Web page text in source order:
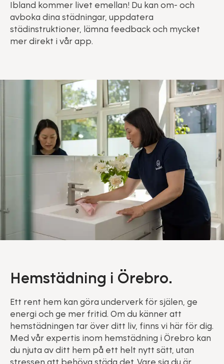
Ibland kommer livet emellan! Du kan om- och
avboka dina städningar, uppdatera
städinstruktioner, lämna feedback och mycket
mer direkt i vår app.
Hemstädning i Örebro.
Ett rent hem kan göra underverk för själen, ge
energi och ge mer fritid. Om du känner att
hemstädningen tar över ditt liv, finns vi här för dig.
Med vår expertis inom hemstädning i Örebro kan
du njuta av ditt hem på ett helt nytt sätt, utan